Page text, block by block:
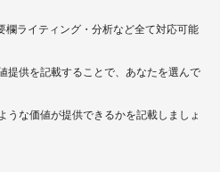
ライティング・分析など全て対応可能
提供を記載することで、あなたを選んで
うな価値が提供できるかを記載しましょ